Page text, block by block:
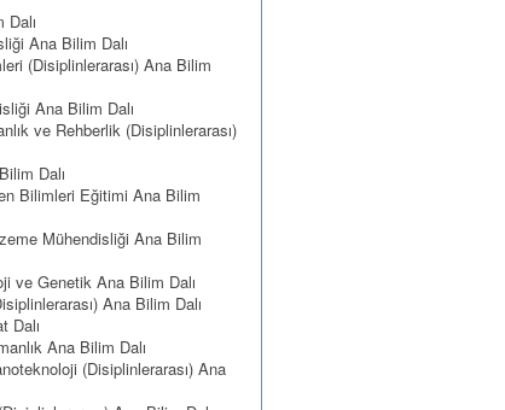
Ana Bilim Dalı
(Disiplinlerarası) Ana Bilim
Ana Bilim Dalı
ve Rehberlik (Disiplinlerarası)
Dalı
Bilimleri Eğitimi Ana Bilim
Mühendisliği Ana Bilim
ve Genetik Ana Bilim Dalı
Ana Bilim Dalı
Dalı
Ana Bilim Dalı
(Disiplinlerarası) Ana